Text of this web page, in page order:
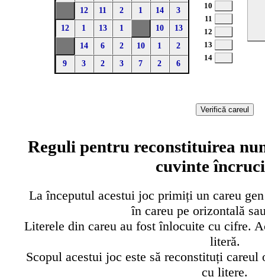
12
11 2 1 14
3
12
1 13 1 10
13
14
6 2 10 1
2
9
3 2 3 7 2 6
10
11
12
13
14
Reguli pentru reconstituirea
cuvinte
La începutul acestui joc primiți un careu
în careu pe orizontală
Literele din careu au fost înlocuite cu cifre.
literă.
Scopul acestui joc este să reconstituți
cu litere.